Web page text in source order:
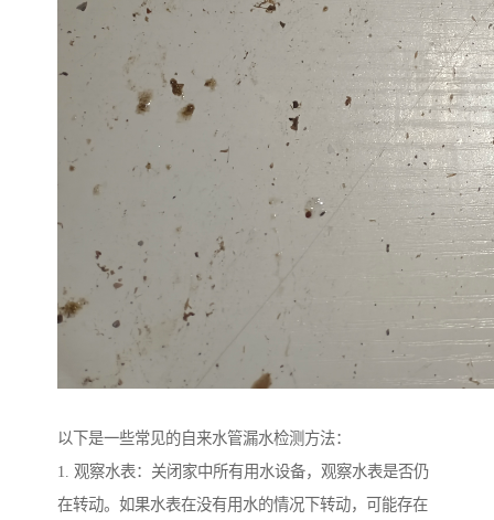
以下是一些常见的自来水管漏水检测方法：
1. 观察水表：关闭家中所有用水设备，观察水表是否仍
在转动。如果水表在没有用水的情况下转动，可能存在